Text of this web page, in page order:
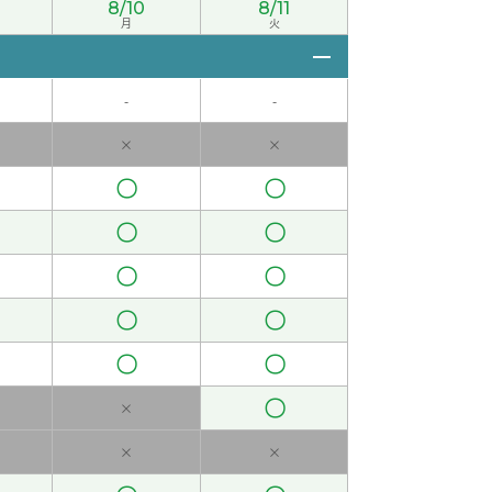
女性 )
性 )
文聊天。下次课也很期待！( 50代 女性 )
8/10
月
8/11
火
- -
× ×
〇 〇
〇 〇
〇 〇
〇 〇
〇 〇
× 〇
× ×